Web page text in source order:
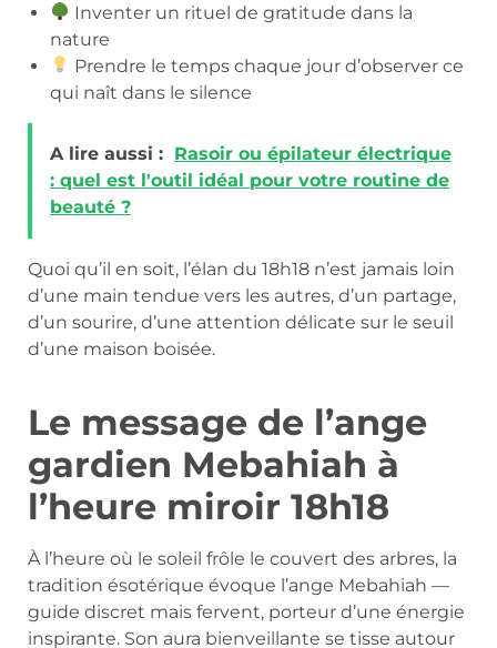
Inventer un rituel de gratitude dans la
nature
Prendre le temps chaque jour d’observer ce
qui naît dans le silence
A lire aussi : Rasoir ou épilateur électrique
: quel est l'outil idéal pour votre routine de
beauté ?
Quoi qu’il en soit, l’élan du 18h18 n’est jamais loin
d’une main tendue vers les autres, d’un partage,
d’un sourire, d’une attention délicate sur le seuil
d’une maison boisée.
Le message de l’ange
gardien Mebahiah à
l’heure miroir 18h18
À l’heure où le soleil frôle le couvert des arbres, la
tradition ésotérique évoque l’ange Mebahiah —
guide discret mais fervent, porteur d’une énergie
inspirante. Son aura bienveillante se tisse autour